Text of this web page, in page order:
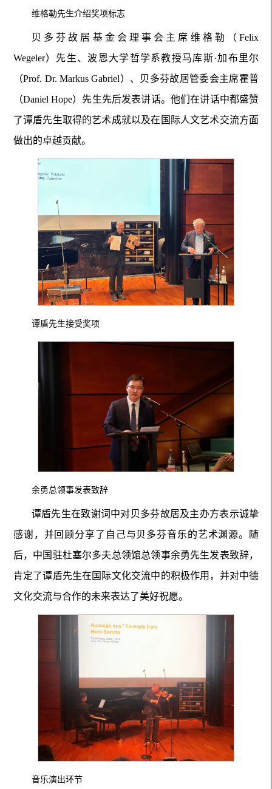
维格勒先生介绍奖项标志
贝多芬故居基金会理事会主席维格勒（Felix
Wegeler）先生、波恩大学哲学系教授马库斯·加布里尔
（Prof. Dr. Markus Gabriel）、贝多芬故居管委会主席霍普
（Daniel Hope）先生先后发表讲话。他们在讲话中都盛赞
了谭盾先生取得的艺术成就以及在国际人文艺术交流方面
做出的卓越贡献。
谭盾先生接受奖项
余勇总领事发表致辞
谭盾先生在致谢词中对贝多芬故居及主办方表示诚挚
感谢，并回顾分享了自己与贝多芬音乐的艺术渊源。随
后，中国驻杜塞尔多夫总领馆总领事余勇先生发表致辞，
肯定了谭盾先生在国际文化交流中的积极作用，并对中德
文化交流与合作的未来表达了美好祝愿。
音乐演出环节